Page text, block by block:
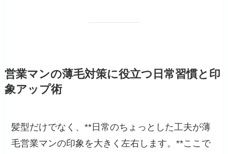
営業マンの薄毛対策に役立つ日常習慣と印
象アップ術
髪型だけでなく、**日常のちょっとした工夫が薄
毛営業マンの印象を大きく左右します。**ここで